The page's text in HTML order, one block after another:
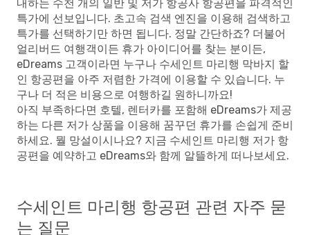
내하는 수천 개의 일반 및 저가 항공사 항공편을 파격적인
특가에 선보입니다. 초고속 검색 엔진을 이용해 검색하고
특가를 선택하기만 하면 됩니다. 정말 간단하죠? 더불어
얼리버드 여행객이든 휴가 아이디어를 찾는 분이든,
eDreams 고객이라면 누구나 수세인트 마리행 막바지 할
인 항공편을 아주 저렴한 가격에 이용할 수 있습니다. 누
구나 더 적은 비용으로 여행하길 원하니까요!
아직 부족하다면 호텔, 렌터카를 포함해 eDreams가 제공
하는 다른 저가 상품을 이용해 꿈꾸던 휴가를 손쉽게 준비
하세요. 뭘 망설이시나요? 지금 수세인트 마리행 저가 항
공편을 예약하고 eDreams와 함께 알뜰하게 떠나보세요.
수세인트 마리행 항공편 관련 자주 묻
는 질문